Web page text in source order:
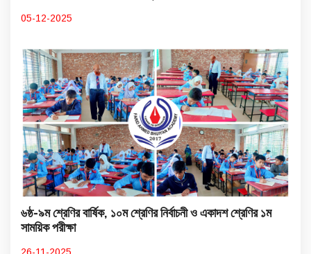
05-12-2025
৬ষ্ঠ-৯ম শ্রেণির বার্ষিক, ১০ম শ্রেণির নির্বাচনী ও একাদশ শ্রেণির ১ম
সাময়িক পরীক্ষা
26-11-2025